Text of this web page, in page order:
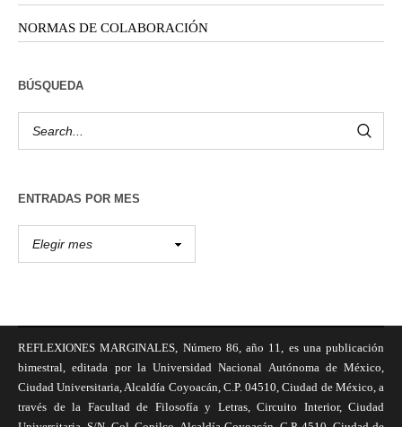
NORMAS DE COLABORACIÓN
BÚSQUEDA
ENTRADAS POR MES
REFLEXIONES MARGINALES, Número 86, año 11, es una publicación
bimestral, editada por la Universidad Nacional Autónoma de México,
Ciudad Universitaria, Alcaldía Coyoacán, C.P. 04510, Ciudad de México, a
través de la Facultad de Filosofía y Letras, Circuito Interior, Ciudad